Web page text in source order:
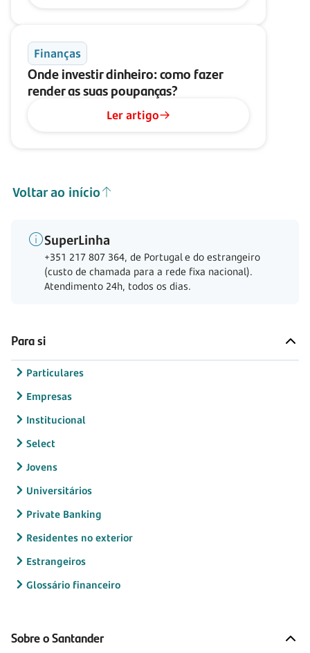
Finanças
Onde investir dinheiro: como fazer
render as suas poupanças?
Ler artigo
Voltar ao início
SuperLinha
+351 217 807 364, de Portugal e do estrangeiro
(custo de chamada para a rede fixa nacional).
Atendimento 24h, todos os dias.
Para si
Particulares
Empresas
Institucional
Select
Jovens
Universitários
Private Banking
Residentes no exterior
Estrangeiros
Glossário financeiro
Sobre o Santander